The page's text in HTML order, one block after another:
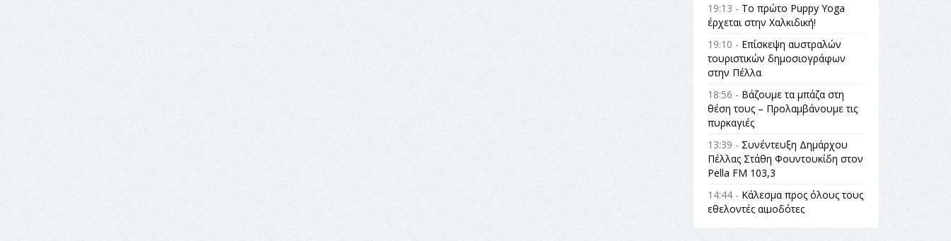
19:13 - Το πρώτο Puppy Yoga
έρχεται στην Χαλκιδική!
19:10 - Επίσκεψη αυστραλών
τουριστικών δημοσιογράφων
στην Πέλλα
18:56 - Βάζουμε τα μπάζα στη
θέση τους – Προλαμβάνουμε τις
πυρκαγιές
13:39 - Συνέντευξη Δημάρχου
Πέλλας Στάθη Φουντουκίδη στον
Pella FM 103,3
14:44 - Κάλεσμα προς όλους τους
εθελοντές αιμοδότες
14:23 -Όλη η Ελλάδα ένας